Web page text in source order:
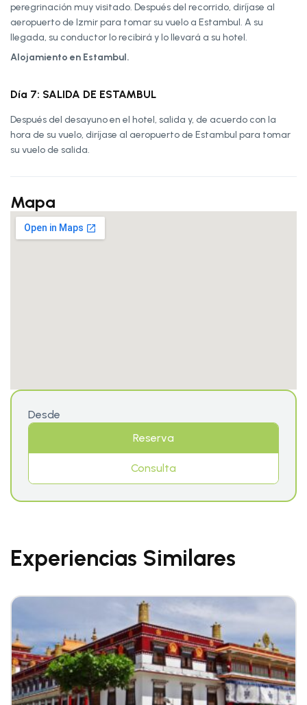
peregrinación muy visitado. Después del recorrido, diríjase al
aeropuerto de Izmir para tomar su vuelo a Estambul. A su
llegada, su conductor lo recibirá y lo llevará a su hotel.
Alojamiento en Estambul.
Día 7: SALIDA DE ESTAMBUL
Después del desayuno en el hotel, salida y, de acuerdo con la
hora de su vuelo, diríjase al aeropuerto de Estambul para tomar
su vuelo de salida.
Mapa
Desde
Reserva
Consulta
Experiencias Similares